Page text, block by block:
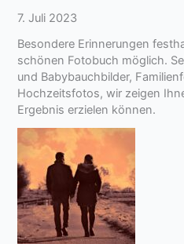
7. Juli 2023
Besondere Erinnerungen
schönen Fotobuch möglich.
und Babybauchbilder,
Hochzeitsfotos, wir zeigen
Ergebnis erzielen können.